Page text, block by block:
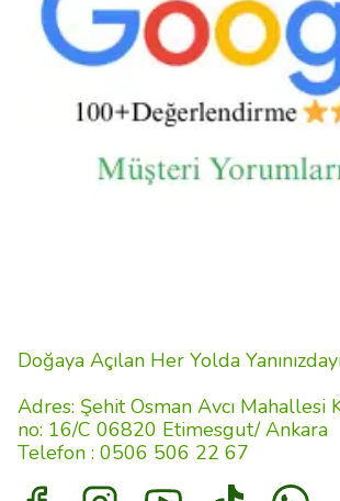
Doğaya Açılan Her Yolda
Adres: Şehit Osman Avcı Mahallesi
no: 16/C 06820 Etimesgut/ Ankara
Telefon : 0506 506 22 67